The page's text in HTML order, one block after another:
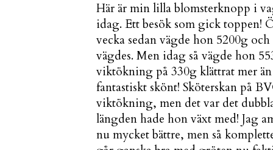
Här är min lilla blomsterknopp i
idag. Ett besök som gick toppen!
vecka sedan vägde hon 5200g
vägdes. Men idag så vägde hon
viktökning på 330g klättrat mer
fantastiskt skönt! Sköterskan på
viktökning, men det var det
längden hade hon växt med! Jag
nu mycket bättre, men så